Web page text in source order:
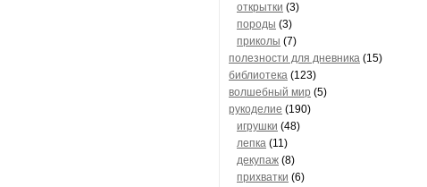
открытки (3)
породы (3)
приколы (7)
полезности для дневника (15)
библиотека (123)
волшебный мир (5)
рукоделие (190)
игрушки (48)
лепка (11)
декупаж (8)
прихватки (6)